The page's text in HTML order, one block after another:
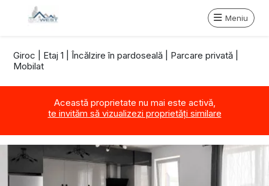
Meniu
Giroc | Etaj 1 | Încălzire în pardoseală | Parcare privată |
Mobilat
Această proprietate nu mai este activă,
te invităm să vizualizezi proprietăți similare